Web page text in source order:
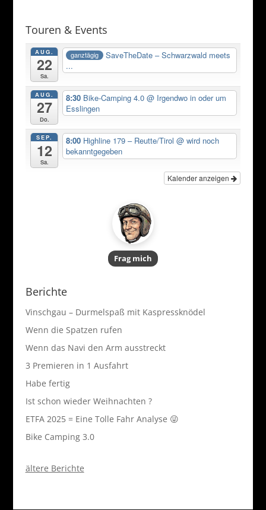
Touren & Events
AUG.
22
Sa.
ganztägig
SaveTheDate – Schwarzwald meets
...
AUG.
27
Do.
8:30 Bike-Camping 4.0@ Irgendwo in oder um
Esslingen
SEP.
12
Sa.
8:00 Highline 179 – Reutte/Tirol@ wird noch
bekanntgegeben
Kalender anzeigen
Frag mich
Berichte
Vinschgau – Durmelspaß mit Kaspressknödel
Wenn die Spatzen rufen
Wenn das Navi den Arm ausstreckt
3 Premieren in 1 Ausfahrt
Habe fertig
Ist schon wieder Weihnachten ?
ETFA 2025 = Eine Tolle Fahr Analyse 😜
Bike Camping 3.0
ältere Berichte